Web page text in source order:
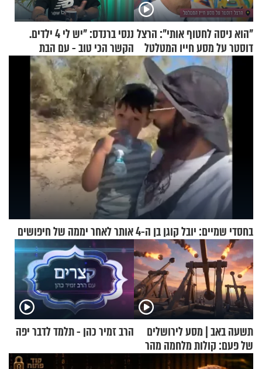
"הוא ניסה לחטוף אותי": הרצל
דוסטר על מסע חייו המטלטל
ננסי ברנדס: "יש לי 4 ילדים.
הקשר הכי טוב - עם הבת
החרדית"
בחסדי שמיים: יובל קוגן בן ה-4 אותר לאחר יממה של חיפושים
תשעה באב | מסע לירושלים
של פעם: קולות מלחמה מהר
הזיתים
הרב זמיר כהן - תלמד לדבר יפה